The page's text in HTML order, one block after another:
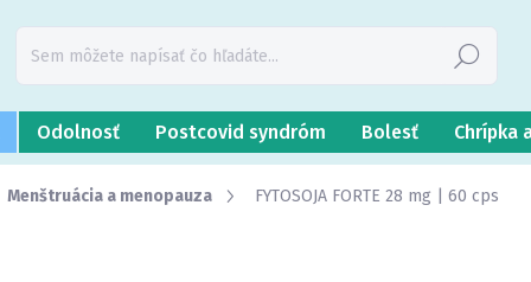
Hľadať
Odolnosť Postcovid syndróm Bolesť Chrípka
Menštruácia a menopauza FYTOSOJA FORTE 28 mg | 60 cps